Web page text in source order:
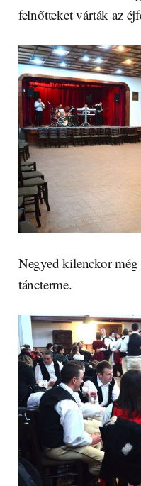
felnőtteket várták az
Negyed kilenckor
táncterme.